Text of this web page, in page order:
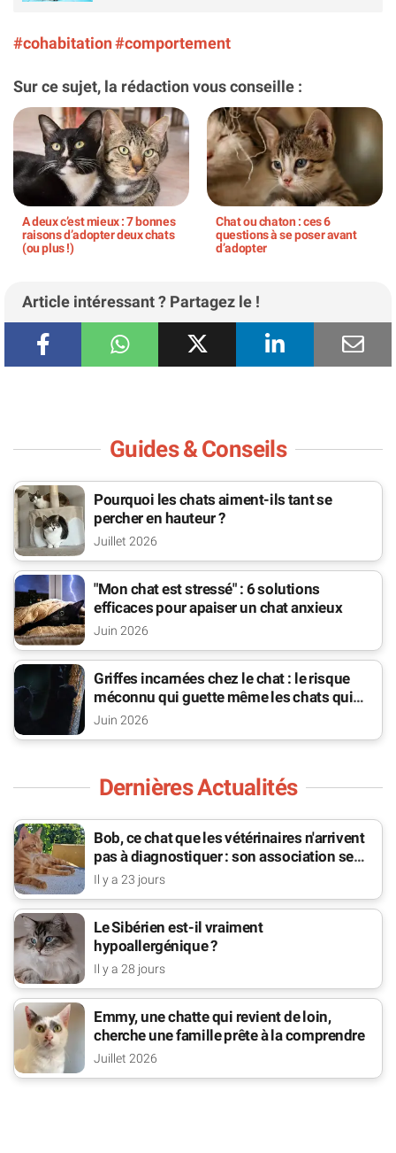
#cohabitation#comportement
Sur ce sujet, la rédaction vous conseille :
A deux c’est mieux : 7 bonnes
raisons d’adopter deux chats
(ou plus !)
Chat ou chaton : ces 6
questions à se poser avant
d’adopter
Article intéressant ? Partagez le !
Guides & Conseils
Pourquoi les chats aiment-ils tant se
percher en hauteur ?
Juillet 2026
"Mon chat est stressé" : 6 solutions
efficaces pour apaiser un chat anxieux
Juin 2026
Griffes incarnées chez le chat : le risque
méconnu qui guette même les chats qui
sortent
Juin 2026
Dernières Actualités
Bob, ce chat que les vétérinaires n'arrivent
pas à diagnostiquer : son association se
bat pour lui
Il y a 23 jours
Le Sibérien est-il vraiment
hypoallergénique ?
Il y a 28 jours
Emmy, une chatte qui revient de loin,
cherche une famille prête à la comprendre
Juillet 2026